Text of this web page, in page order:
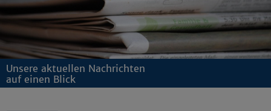
Unsere aktuellen Nachrichten
auf einen Blick